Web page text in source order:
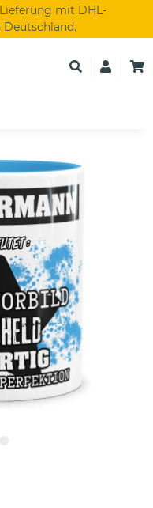
mit DHL-
Deutschland.